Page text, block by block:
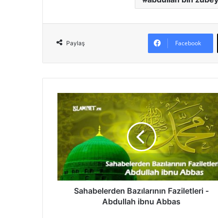
Paylaş Facebook
a
l
e
r
Sahabelerden Bazılarının Faziletleri -
Abdullah ibnu Abbas